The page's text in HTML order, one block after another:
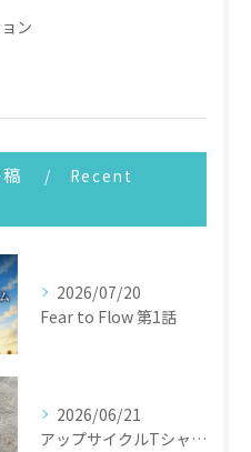
ン
Recent
2026/07/20
Fear to Flow 第1話
2026/06/21
アップサイクルTシャツヤーン